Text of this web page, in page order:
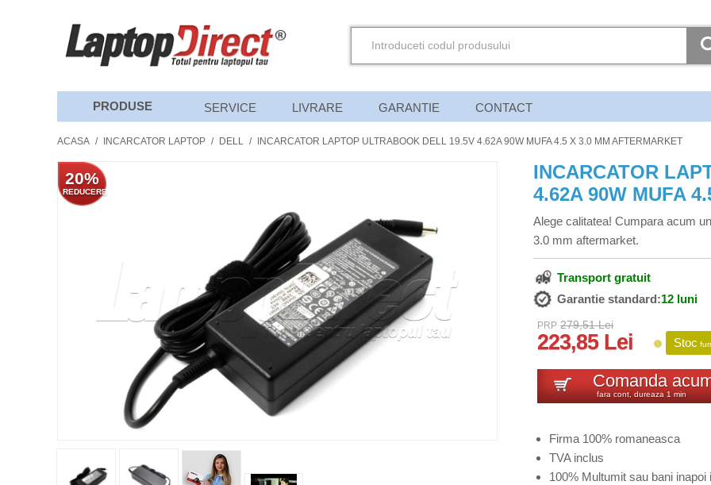
PRODUSE SERVICE LIVRARE GARANTIE CONTACT
ACASA / INCARCATOR LAPTOP / DELL / INCARCATOR LAPTOP ULTRABOOK DELL 19.5V 4.62A 90W MUFA 4.5 X 3.0 MM AFTERMARKET
20%
REDUCERE
INCARCATOR
4.62A 90W MUFA
Alege calitatea! Cumpara acum
3.0 mm aftermarket.
Transport gratuit
Garantie standard:12 luni
PRP 279,51 Lei
223,85 Lei Stoc
Comanda
fara cont, dureaza 1 min
Firma 100% romaneasca
TVA inclus
100% Multumit sau bani inapoi